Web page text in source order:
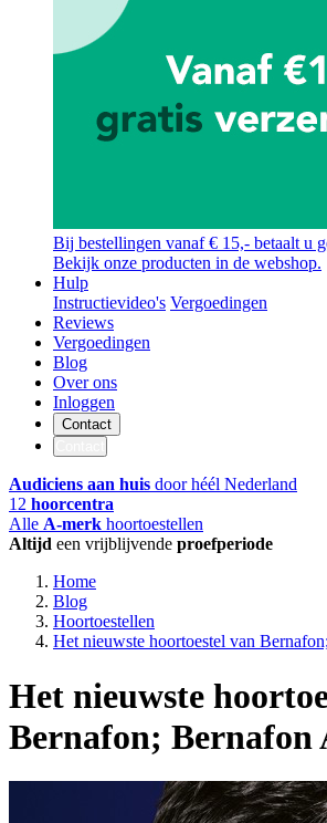
Bij bestellingen vanaf € 15,- betaalt u
Bekijk onze producten in de webshop.
Hulp
Instructievideo's Vergoedingen
Reviews
Vergoedingen
Blog
Over ons
Inloggen
Contact
Audiciens aan huis door héél Nederland
12 hoorcentra
Alle A-merk hoortoestellen
Altijd een vrijblijvende proefperiode
Home
Blog
Hoortoestellen
Het nieuwste hoortoestel van
Het nieuwste
Bernafon; Bernafon